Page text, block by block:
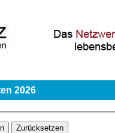
2026